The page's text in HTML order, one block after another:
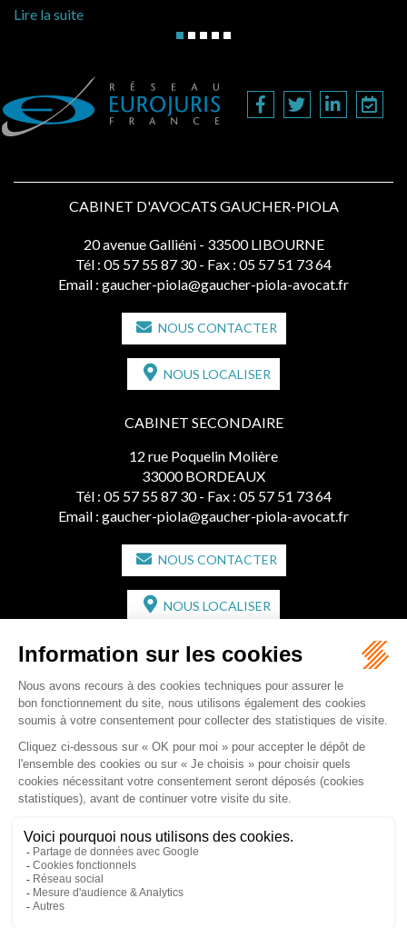
CABINET D'AVOCATS GAUCHER-PIOLA
20 avenue Galliéni - 33500 LIBOURNE
Tél : 05 57 55 87 30 - Fax : 05 57 51 73 64
Email : gaucher-piola@gaucher-piola-avocat.fr
NOUS CONTACTER
NOUS LOCALISER
CABINET SECONDAIRE
12 rue Poquelin Molière
33000 BORDEAUX
Tél : 05 57 55 87 30 - Fax : 05 57 51 73 64
Email : gaucher-piola@gaucher-piola-avocat.fr
NOUS CONTACTER
NOUS LOCALISER
CABINET SECONDAIRE
2 bis Avenue de l'Europe
33350 ST MAGNE-DE-CASTILLON
Tél :05 57 55 87 30 - Fax : 05 57 51 73 64
Email :gaucher-piola@gaucher-piola-avocat.fr
NOUS CONTACTER
NOUS LOCALISER